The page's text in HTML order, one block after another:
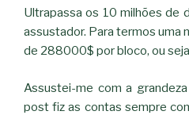
Ultrapassa os 10 milhões de
assustador. Para termos uma
de 288000$ por bloco, ou
Assustei-me com a
post fiz as contas sempre